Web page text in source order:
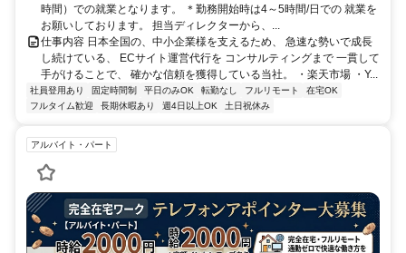
時間）での就業となります。 ＊勤務開始時は4～5時間/日での 就業を
お願いしております。 担当ディレクターから、...
仕事内容 日本全国の、中小企業様を支えるため、 急速な勢いで成長
し続けている、 ECサイト運営代行を コンサルティングまで 一貫して
手がけることで、 確かな信頼を獲得している当社。 ・楽天市場 ・Y...
社員登用あり 固定時間制 平日のみOK 転勤なし フルリモート
在宅OK
フルタイム歓迎
長期休暇あり 週4日以上OK 土日祝休み
アルバイト・パート